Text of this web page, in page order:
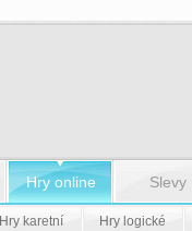
Hry online Slevy
Hry karetní Hry logické